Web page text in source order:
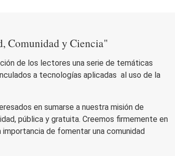
Comunidad y Ciencia"
de los lectores una serie de temáticas
a tecnologías aplicadas al uso de la
en sumarse a nuestra misión de
pública y gratuita. Creemos firmemente en
de fomentar una comunidad